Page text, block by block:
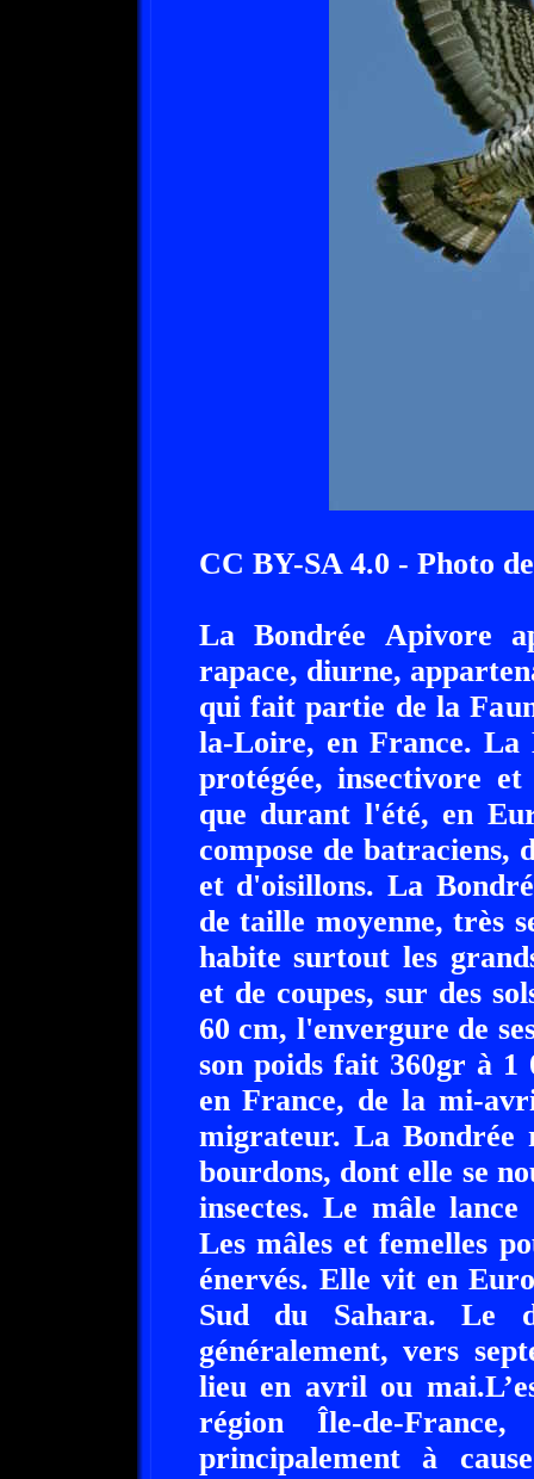
CC BY-SA 4.0 - Photo
La Bondrée Apivore
rapace, diurne,
qui fait partie de la
la-Loire, en France. La
protégée, insectivore
que durant l'été, en
compose de batraciens,
et d'oisillons. La
de taille moyenne, très
habite surtout les
et de coupes, sur des
60 cm, l'envergure de
son poids fait 360gr à
en France, de la mi-
migrateur. La Bondrée
bourdons, dont elle se
insectes. Le mâle
Les mâles et femelles
énervés. Elle vit en
Sud du Sahara. Le
généralement, vers
lieu en avril ou
région Île-de-
principalement à